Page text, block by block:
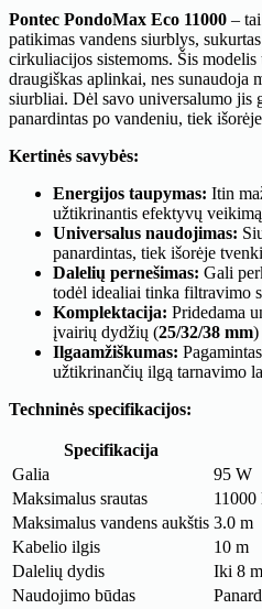
Pontec PondoMax Eco 11000 –
patikimas vandens siurblys,
cirkuliacijos sistemoms. Šis
draugiškas aplinkai, nes sunaudoja
siurbliai. Dėl savo universalumo jis
panardintas po vandeniu, tiek
Kertinės savybės:
Energijos taupymas: Itin
užtikrinantis efektyvų
Universalus naudojimas:
panardintas, tiek išorėje
Dalelių pernešimas: Gali
todėl idealiai tinka filtravimo
Komplektacija: Pridedama
įvairių dydžių (25/32/38 mm)
Ilgaamžiškumas:
užtikrinančių ilgą tarnavimo
Techninės specifikacijos:
Specifikacija
Galia
95 W
Maksimalus srautas
11000
Maksimalus vandens aukštis 3.0 m
Kabelio ilgis
10 m
Dalelių dydis
Iki 8
Naudojimo būdas